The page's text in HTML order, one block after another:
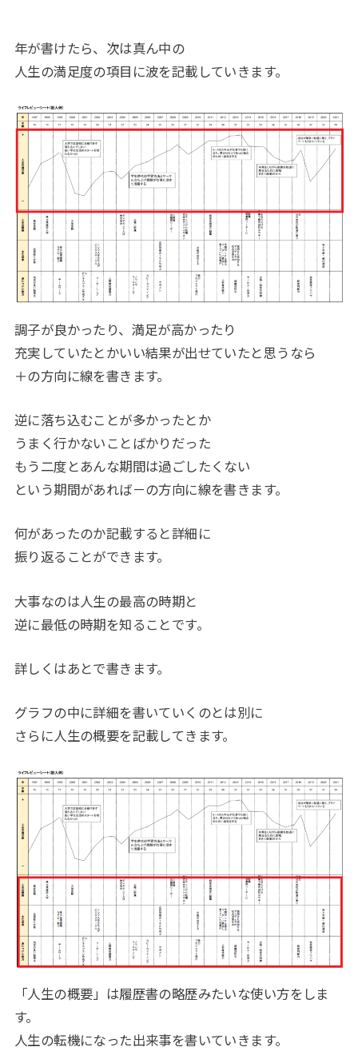
年が書けたら、次は真ん中の
人生の満足度の項目に波を記載していきます。
調子が良かったり、満足が高かったり
充実していたとかいい結果が出せていたと思うなら
＋の方向に線を書きます。
逆に落ち込むことが多かったとか
うまく行かないことばかりだった
もう二度とあんな期間は過ごしたくない
という期間があれば－の方向に線を書きます。
何があったのか記載すると詳細に
振り返ることができます。
大事なのは人生の最高の時期と
逆に最低の時期を知ることです。
詳しくはあとで書きます。
グラフの中に詳細を書いていくのとは別に
さらに人生の概要を記載してきます。
「人生の概要」は履歴書の略歴みたいな使い方をしま
す。
人生の転機になった出来事を書いていきます。